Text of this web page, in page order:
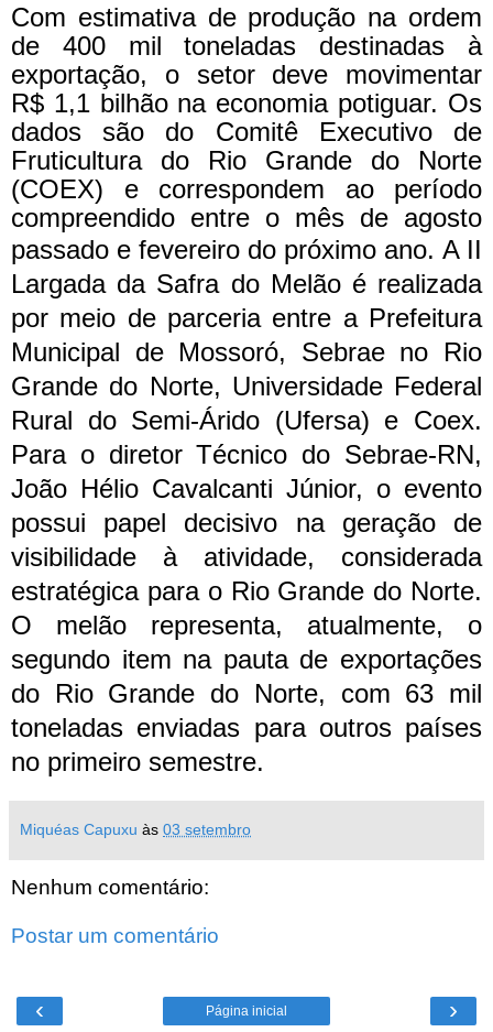
Com estimativa de produção na ordem
de 400 mil toneladas destinadas à
exportação, o setor deve movimentar
R$ 1,1 bilhão na economia potiguar. Os
dados são do Comitê Executivo de
Fruticultura do Rio Grande do Norte
(COEX) e correspondem ao período
compreendido entre o mês de agosto
passado e fevereiro do próximo ano. A II
Largada da Safra do Melão é realizada
por meio de parceria entre a Prefeitura
Municipal de Mossoró, Sebrae no Rio
Grande do Norte, Universidade Federal
Rural do Semi-Árido (Ufersa) e Coex.
Para o diretor Técnico do Sebrae-RN,
João Hélio Cavalcanti Júnior, o evento
possui papel decisivo na geração de
visibilidade à atividade, considerada
estratégica para o Rio Grande do Norte.
O melão representa, atualmente, o
segundo item na pauta de exportações
do Rio Grande do Norte, com 63 mil
toneladas enviadas para outros países
no primeiro semestre.
Miquéas Capuxu às 03 setembro
Nenhum comentário:
Postar um comentário
‹ ›
Página inicial